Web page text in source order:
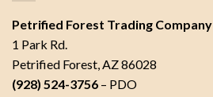
Petrified Forest Trading Company
1 Park Rd.
Petrified Forest, AZ 86028
(928) 524-3756 – PDO